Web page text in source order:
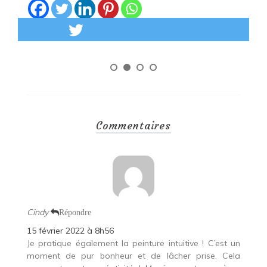
Lire la suite
Commentaires
Cindy Répondre
15 février 2022 à 8h56
Je pratique également la peinture intuitive ! C’est un
moment de pur bonheur et de lâcher prise. Cela